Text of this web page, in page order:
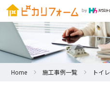
Home 施工事例一覧 トイレ